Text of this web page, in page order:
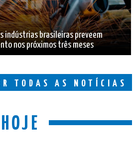
indústrias brasileiras preveem
nos próximos três meses
TODAS AS NOTÍCIAS